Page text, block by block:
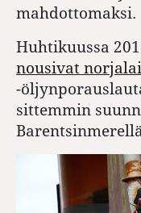
mahdottomaksi.
Huhtikuussa
nousivat
-
sittemmin